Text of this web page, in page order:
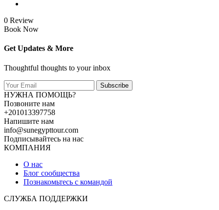
0 Review
Book Now
Get Updates & More
Thoughtful thoughts to your inbox
Subscribe
НУЖНА ПОМОЩЬ?
Позвоните нам
+201013397758
Напишите нам
info@sunegypttour.com
Подписывайтесь на нас
КОМПАНИЯ
О нас
Блог сообщества
Познакомьтесь с командой
СЛУЖБА ПОДДЕРЖКИ